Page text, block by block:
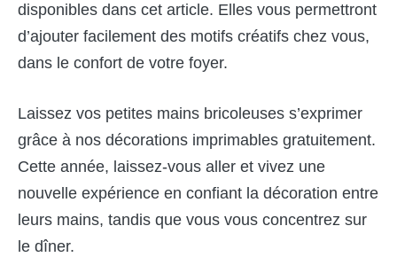
disponibles dans cet article. Elles vous permettront
d’ajouter facilement des motifs créatifs chez vous,
dans le confort de votre foyer.
Laissez vos petites mains bricoleuses s’exprimer
grâce à nos décorations imprimables gratuitement.
Cette année, laissez-vous aller et vivez une
nouvelle expérience en confiant la décoration entre
leurs mains, tandis que vous vous concentrez sur
le dîner.